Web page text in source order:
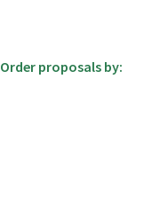
Order proposals by: